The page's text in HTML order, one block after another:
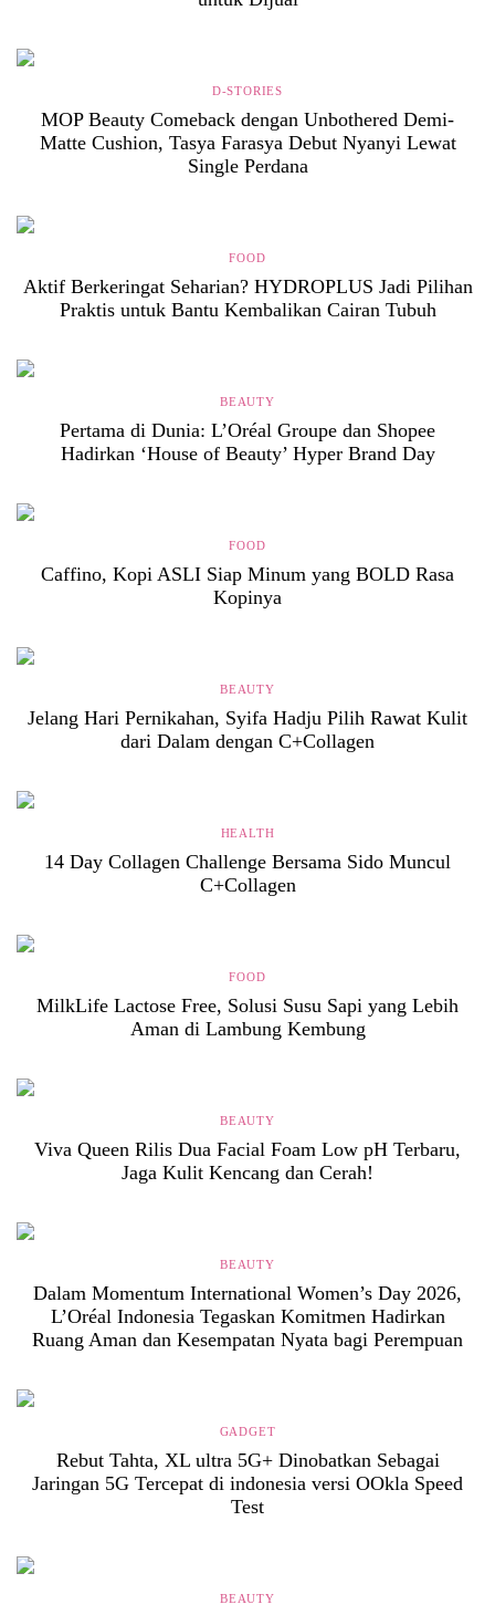
D-STORIES
MOP Beauty Comeback dengan Unbothered Demi-
Matte Cushion, Tasya Farasya Debut Nyanyi Lewat
Single Perdana
FOOD
Aktif Berkeringat Seharian? HYDROPLUS Jadi Pilihan
Praktis untuk Bantu Kembalikan Cairan Tubuh
BEAUTY
Pertama di Dunia: L’Oréal Groupe dan Shopee
Hadirkan ‘House of Beauty’ Hyper Brand Day
FOOD
Caffino, Kopi ASLI Siap Minum yang BOLD Rasa
Kopinya
BEAUTY
Jelang Hari Pernikahan, Syifa Hadju Pilih Rawat Kulit
dari Dalam dengan C+Collagen
HEALTH
14 Day Collagen Challenge Bersama Sido Muncul
C+Collagen
FOOD
MilkLife Lactose Free, Solusi Susu Sapi yang Lebih
Aman di Lambung Kembung
BEAUTY
Viva Queen Rilis Dua Facial Foam Low pH Terbaru,
Jaga Kulit Kencang dan Cerah!
BEAUTY
Dalam Momentum International Women’s Day 2026,
L’Oréal Indonesia Tegaskan Komitmen Hadirkan
Ruang Aman dan Kesempatan Nyata bagi Perempuan
GADGET
Rebut Tahta, XL ultra 5G+ Dinobatkan Sebagai
Jaringan 5G Tercepat di indonesia versi OOkla Speed
Test
BEAUTY